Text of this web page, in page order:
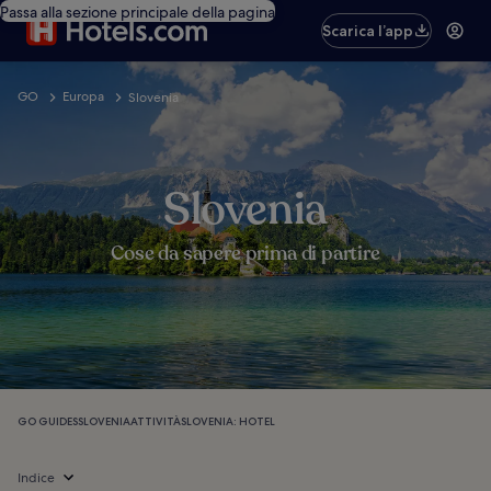
Passa alla sezione principale della pagina
Scarica l’app
GO Europa Slovenia
Slovenia
Cose da sapere prima di partire
GO GUIDESSLOVENIAATTIVITÀSLOVENIA: HOTEL
Indice